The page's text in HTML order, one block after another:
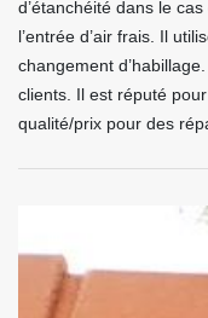
d’étanchéité dans le
l’entrée d’air frais. Il
changement
clients. Il est réputé
qualité/prix pour des